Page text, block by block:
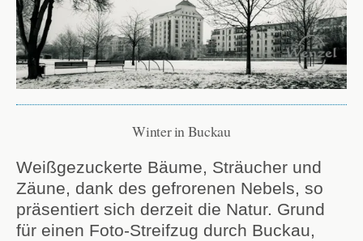
Winter in Buckau
Weißgezuckerte Bäume, Sträucher und
Zäune, dank des gefrorenen Nebels, so
präsentiert sich derzeit die Natur. Grund
für einen Foto-Streifzug durch Buckau,